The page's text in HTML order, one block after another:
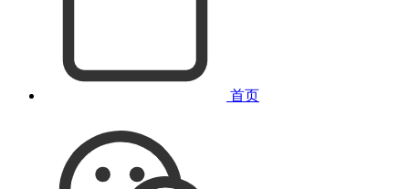
首页